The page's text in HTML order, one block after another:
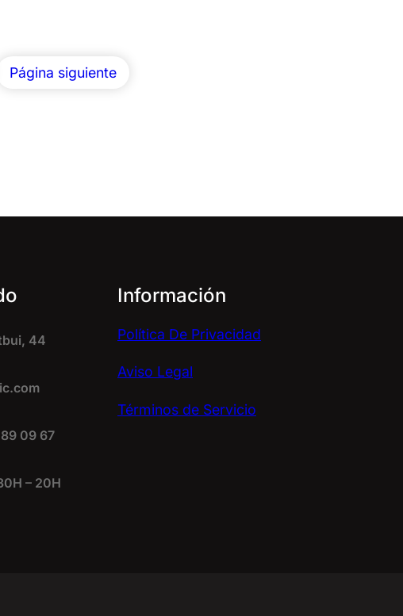
Página siguiente
44
09 67
– 20H
Información
Política De Privacidad
Aviso Legal
Términos de Servicio